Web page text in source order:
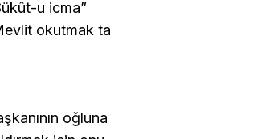
u icma”
okutmak ta
oğluna